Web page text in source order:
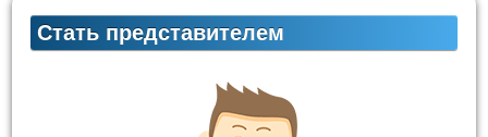
Стать представителем